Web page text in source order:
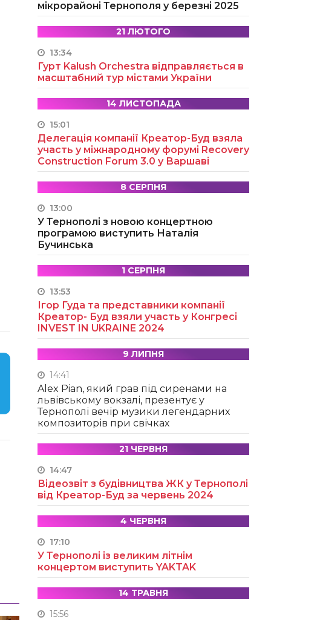
мікрорайоні Тернополя у березні 2025
21 ЛЮТОГО
13:34
Гурт Kalush Orchestra відправляється в
масштабний тур містами України
14 ЛИСТОПАДА
15:01
Делегація компанії Креатор-Буд взяла
участь у міжнародному форумі Recovery
Construction Forum 3.0 у Варшаві
8 СЕРПНЯ
13:00
У Тернополі з новою концертною
програмою виступить Наталія
Бучинська
1 СЕРПНЯ
13:53
Ігор Гуда та представники компанії
Креатор- Буд взяли участь у Конгресі
INVEST IN UKRAINE 2024
9 ЛИПНЯ
14:41
Alex Pian, який грав під сиренами на
львівському вокзалі, презентує у
Тернополі вечір музики легендарних
композиторів при свічках
21 ЧЕРВНЯ
14:47
Відеозвіт з будівництва ЖК у Тернополі
від Креатор-Буд за червень 2024
4 ЧЕРВНЯ
17:10
У Тернополі із великим літнім
концертом виступить YAKTAK
14 ТРАВНЯ
15:56